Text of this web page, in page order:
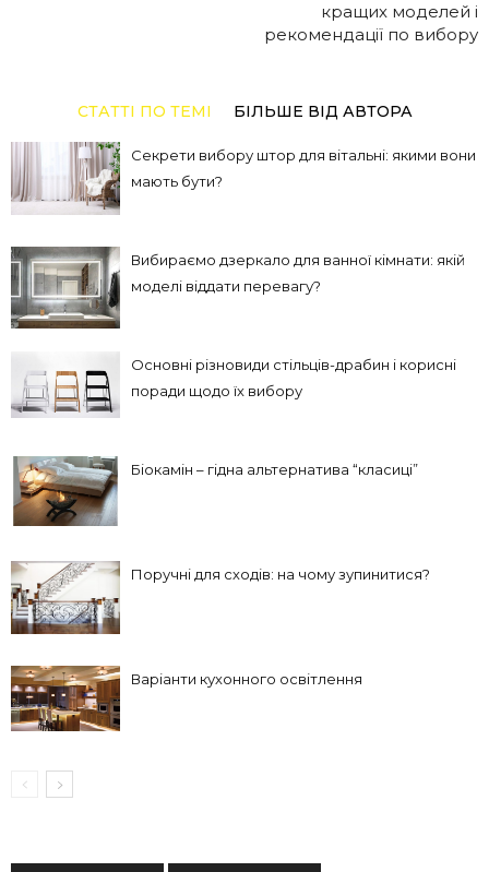
кращих моделей і
рекомендації по вибору
СТАТТІ ПО ТЕМІ БІЛЬШЕ ВІД АВТОРА
Секрети вибору штор для вітальні: якими вони
мають бути?
Вибираємо дзеркало для ванної кімнати: якій
моделі віддати перевагу?
Основні різновиди стільців-драбин і корисні
поради щодо їх вибору
Біокамін – гідна альтернатива “класиці”
Поручні для сходів: на чому зупинитися?
Варіанти кухонного освітлення